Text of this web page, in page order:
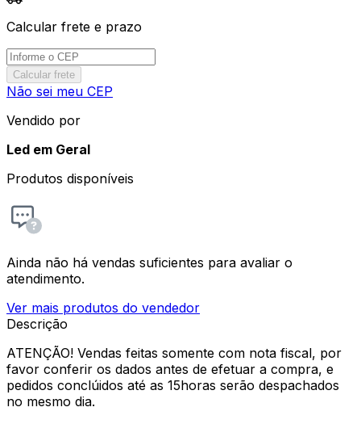
Calcular frete e prazo
Calcular frete
Não sei meu CEP
Vendido por
Led em Geral
Produtos disponíveis
Ainda não há vendas suficientes para avaliar o
atendimento.
Ver mais produtos do vendedor
Descrição
ATENÇÃO! Vendas feitas somente com nota fiscal, por
favor conferir os dados antes de efetuar a compra, e
pedidos conclúidos até as 15horas serão despachados
no mesmo dia.